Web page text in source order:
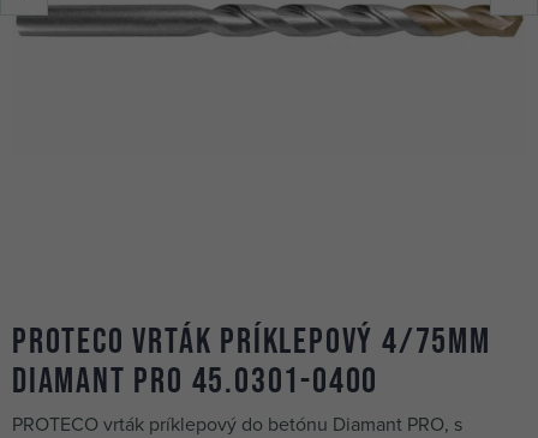
PROTECO vrták príklepový 4/75mm
Diamant PRO 45.0301-0400
PROTECO vrták príklepový do betónu Diamant PRO, s